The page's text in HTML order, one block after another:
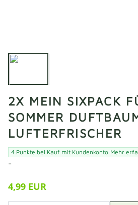
2X MEIN SIXPACK
SOMMER
LUFTERFRISCHER
4 Punkte bei Kauf mit Kundenkonto Mehr
-
4,99 EUR